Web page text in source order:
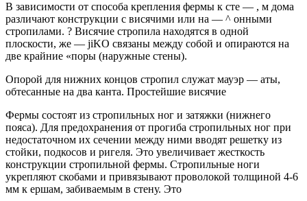
В зависимости от способа крепления фермы к сте — , м дома
различают конструкции с висячими или на — ^ онными
стропилами. ? Висячие стропила находятся в одной
плоскости, же — jiKO связаны между собой и опираются на
две крайние «поры (наружные стены).
Опорой для нижних концов стропил служат мауэр — аты,
обтесанные на два канта. Простейшие висячие
Фермы состоят из стропильных ног и затяжки (нижнего
пояса). Для предохранения от прогиба стропильных ног при
недостаточном их сечении между ними вводят ре­шетку из
стойки, подкосов и ригеля. Это увеличивает жесткость
конструкции стропильной фермы. Стропиль­ные ноги
укрепляют скобами и привязывают проволо­кой толщиной 4-6
мм к ершам, забиваемым в стену. Это